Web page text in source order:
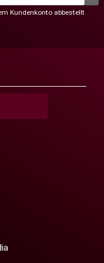
Kundenkonto abbestellt